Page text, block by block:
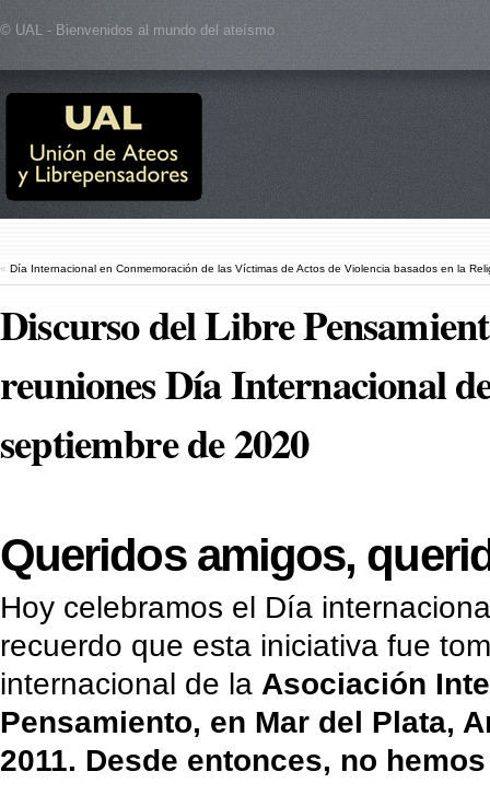
© UAL - Bienvenidos al mundo del ateísmo
« Día Internacional en Conmemoración de las Víctimas de Actos de Violencia basados en la
Discurso del Libre
reuniones Día Internacional
septiembre de 2020
Queridos amigos,
Hoy celebramos el Día
recuerdo que esta iniciativa fue
internacional de la Asociación
Pensamiento, en Mar del Plata,
2011. Desde entonces, no